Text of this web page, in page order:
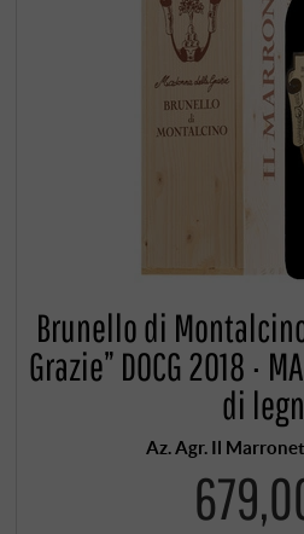
Brunello di
Grazie” DOCG 2018 ·
di
Az. Agr. Il